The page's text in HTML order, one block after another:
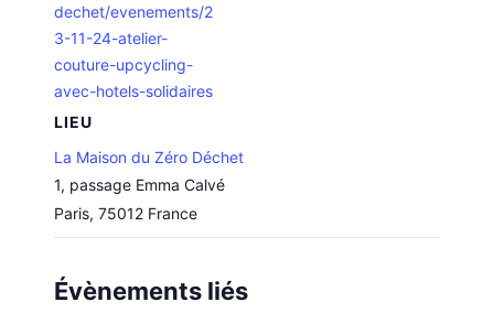
dechet/evenements/2
3-11-24-atelier-
couture-upcycling-
avec-hotels-solidaires
LIEU
La Maison du Zéro Déchet
1, passage Emma Calvé
Paris, 75012 France
Évènements liés